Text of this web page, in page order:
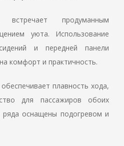
продуманным
уюта. Использование
и передней панели
комфорт и практичность.
плавность хода,
для пассажиров обоих
ряда оснащены подогревом и